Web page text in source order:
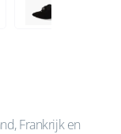
Frankrijk en